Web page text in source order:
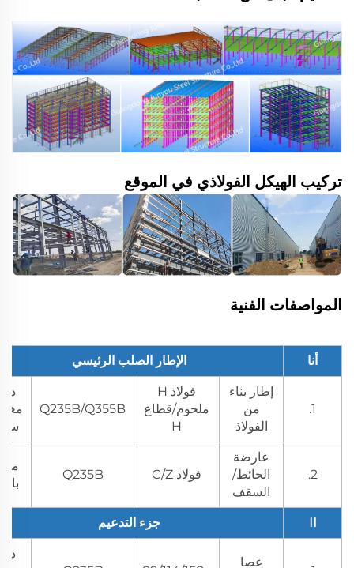
تركيب الهيكل الفولاذي في الموقع
المواصفات الفنية
أنا الإطار الصلب الرئيسي
1.
إطار بناء
من
الفولاذ
فولاذ H
ملحوم/قطاع
H
Q235B/Q355B
2.
عارضة
الحائط/
السقف
فولاذ C/Z Q235B
II جزء التدعيم
عصا